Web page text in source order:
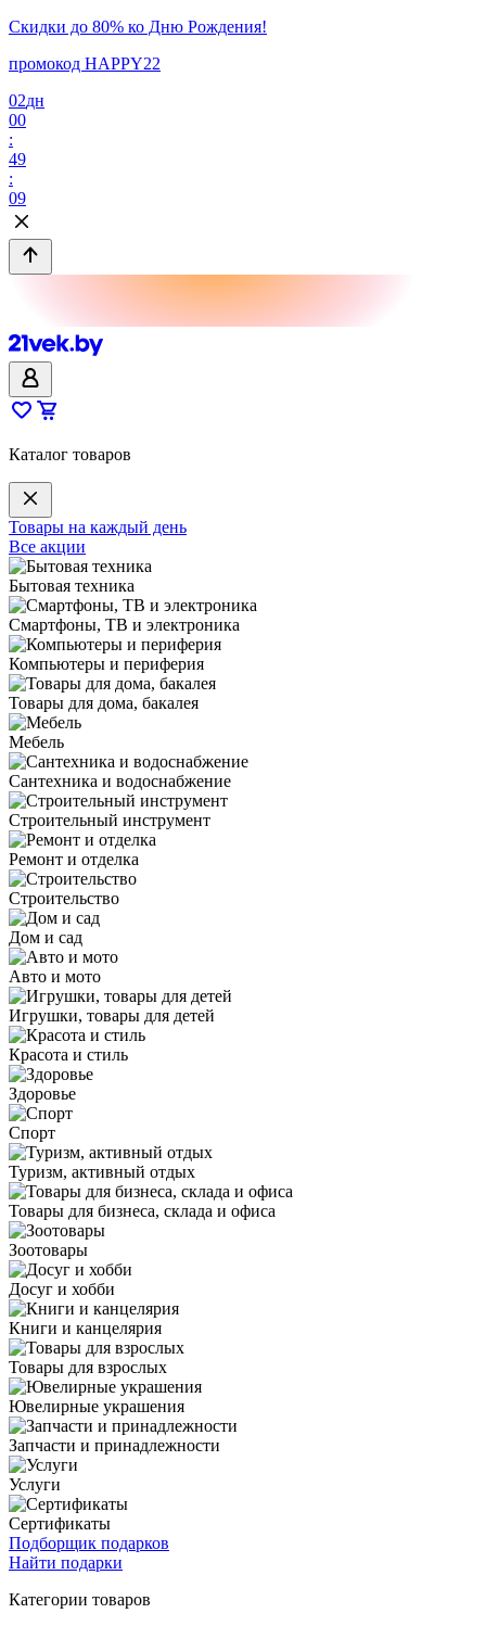
Скидки до 80% ко Дню Рождения!
промокод HAPPY22
02дн
00
:
49
:
09
Каталог товаров
Товары на каждый день
Все акции
Бытовая техника
Смартфоны, ТВ и электроника
Компьютеры и периферия
Товары для дома, бакалея
Мебель
Сантехника и водоснабжение
Строительный инструмент
Ремонт и отделка
Строительство
Дом и сад
Авто и мото
Игрушки, товары для детей
Красота и стиль
Здоровье
Спорт
Туризм, активный отдых
Товары для бизнеса, склада и офиса
Зоотовары
Досуг и хобби
Книги и канцелярия
Товары для взрослых
Ювелирные украшения
Запчасти и принадлежности
Услуги
Сертификаты
Подборщик подарков
Найти подарки
Категории товаров